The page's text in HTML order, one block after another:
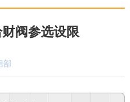
阀参选设限
部